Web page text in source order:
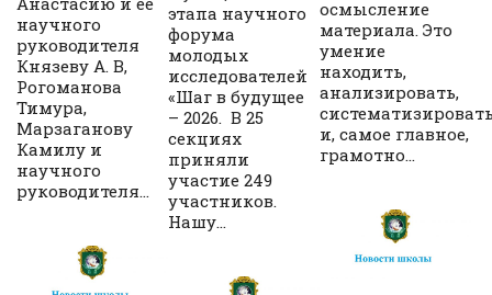
научного
руководителя
Князеву А. В,
Рогоманова
Тимура,
Марзаганову
Камилу и
научного
руководителя...
этапа научного
форума
молодых
исследователей
«Шаг в будущее
– 2026. В 25
секциях
приняли
участие 249
участников.
Нашу...
осмысление
материала. Это
умение
находить,
анализировать,
и, самое главное,
грамотно...